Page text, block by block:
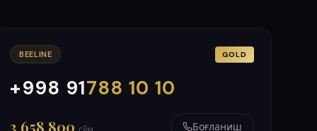
BEELINE GOLD
+998 91788 10 10
000
999
3 658 800 Боғланиш